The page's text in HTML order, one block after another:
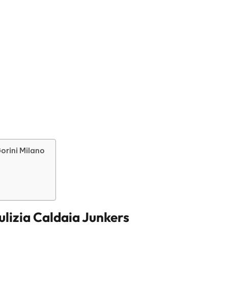
Milano
Caldaia Junkers